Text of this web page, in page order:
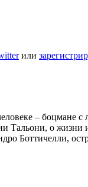
или
– боцмане
Тальони, о
Боттичелли,